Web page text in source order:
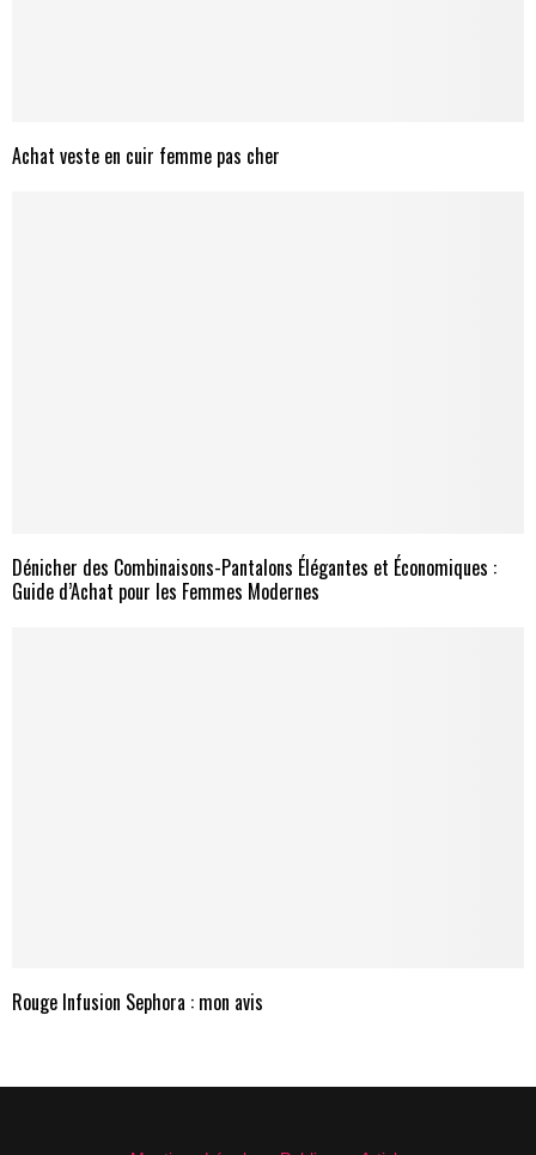
Achat veste en cuir femme pas cher
Dénicher des Combinaisons-Pantalons Élégantes et Économiques :
Guide d’Achat pour les Femmes Modernes
Rouge Infusion Sephora : mon avis